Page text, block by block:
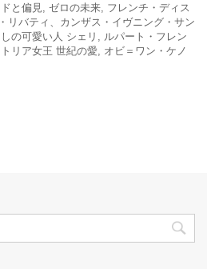
と偏見 ゼロの未来 フレンチ・ディス
リバティ、カンザス・イヴニング・サン
の可愛い人 シェリ
ルパート・フレン
リア女王 世紀の愛
オビ＝ワン・ケノ